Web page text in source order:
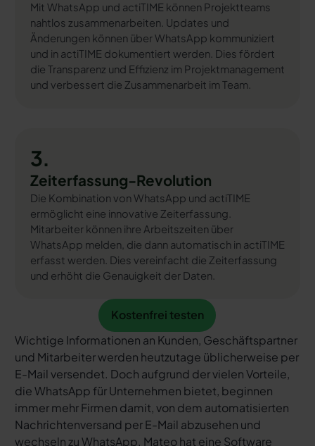
Mit WhatsApp und actiTIME können Projektteams
nahtlos zusammenarbeiten. Updates und
Änderungen können über WhatsApp kommuniziert
und in actiTIME dokumentiert werden. Dies fördert
die Transparenz und Effizienz im Projektmanagement
und verbessert die Zusammenarbeit im Team.
3.
Zeiterfassung-Revolution
Die Kombination von WhatsApp und actiTIME
ermöglicht eine innovative Zeiterfassung.
Mitarbeiter können ihre Arbeitszeiten über
WhatsApp melden, die dann automatisch in actiTIME
erfasst werden. Dies vereinfacht die Zeiterfassung
und erhöht die Genauigkeit der Daten.
Kostenfrei testen
Kostenfrei testen
Wichtige Informationen an Kunden, Geschäftspartner
und Mitarbeiter werden heutzutage üblicherweise per
E-Mail versendet. Doch aufgrund der vielen Vorteile,
die WhatsApp für Unternehmen bietet, beginnen
immer mehr Firmen damit, von dem automatisierten
Nachrichtenversand per E-Mail abzusehen und
wechseln zu WhatsApp. Mateo hat eine Software